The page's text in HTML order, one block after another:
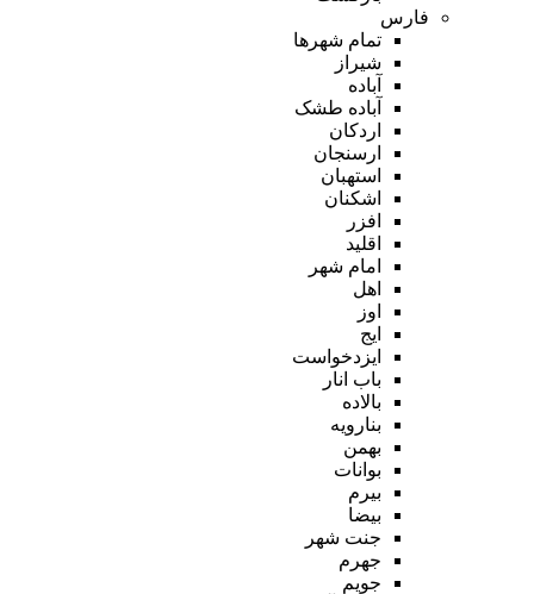
فارس
تمام شهر‌ها
شیراز
آباده
آباده طشک
اردکان
ارسنجان
استهبان
اشکنان
افزر
اقلید
امام شهر
اهل
اوز
ایج
ایزدخواست
باب انار
بالاده
بنارویه
بهمن
بوانات
بیرم
بیضا
جنت شهر
جهرم
جویم